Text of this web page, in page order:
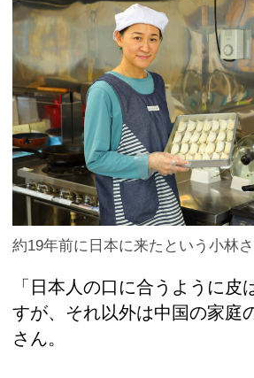
約19年前に日本に来たという小林
「日本人の口に合うように皮
すが、それ以外は中国の家庭
さん。